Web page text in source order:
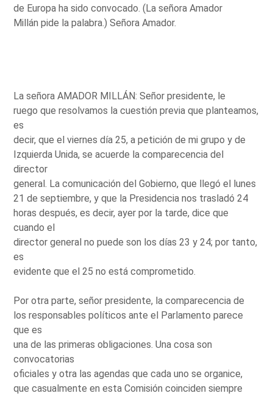
de Europa ha sido convocado. (La señora Amador
Millán pide la palabra.) Señora Amador.
La señora AMADOR MILLÁN: Señor presidente, le
ruego que resolvamos la cuestión previa que planteamos,
es
decir, que el viernes día 25, a petición de mi grupo y de
Izquierda Unida, se acuerde la comparecencia del
director
general. La comunicación del Gobierno, que llegó el lunes
21 de septiembre, y que la Presidencia nos trasladó 24
horas después, es decir, ayer por la tarde, dice que
cuando el
director general no puede son los días 23 y 24; por tanto,
es
evidente que el 25 no está comprometido.
Por otra parte, señor presidente, la comparecencia de
los responsables políticos ante el Parlamento parece
que es
una de las primeras obligaciones. Una cosa son
convocatorias
oficiales y otra las agendas que cada uno se organice,
que casualmente en esta Comisión coinciden siempre